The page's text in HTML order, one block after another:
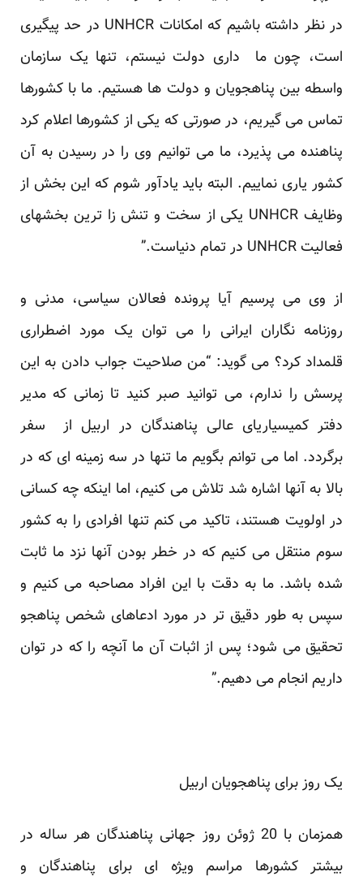
در نظر داشته باشیم که امکانات UNHCR در حد پیگیری
است، چون ما داری دولت نیستم، تنها یک سازمان
واسطه بین پناهجویان و دولت ها هستیم. ما با کشورها
تماس می گیریم، در صورتی که یکی از کشورها اعلام کرد
پناهنده می پذیرد، ما می توانیم وی را در رسیدن به آن
کشور یاری نماییم. البته باید یادآور شوم که این بخش از
وظایف UNHCR یکی از سخت و تنش زا ترین بخشهای
فعالیت UNHCR در تمام دنیاست.”
از وی می پرسیم آیا پرونده فعالان سیاسی، مدنی و
روزنامه نگاران ایرانی را می توان یک مورد اضطراری
قلمداد کرد؟ می گوید: “من صلاحیت جواب دادن به این
پرسش را ندارم، می توانید صبر کنید تا زمانی که مدیر
دفتر کمیسیاریای عالی پناهندگان در اربیل از سفر
برگردد. اما می توانم بگویم ما تنها در سه زمینه ای که در
بالا به آنها اشاره شد تلاش می کنیم، اما اینکه چه کسانی
در اولویت هستند، تاکید می کنم تنها افرادی را به کشور
سوم منتقل می کنیم که در خطر بودن آنها نزد ما ثابت
شده باشد. ما به دقت با این افراد مصاحبه می کنیم و
سپس به طور دقیق تر در مورد ادعاهای شخص پناهجو
تحقیق می شود؛ پس از اثبات آن ما آنچه را که در توان
داریم انجام می دهیم.”
یک روز برای پناهجویان اربیل
همزمان با 20 ژوئن روز جهانی پناهندگان هر ساله در
بیشتر کشورها مراسم ویژه ای برای پناهندگان و